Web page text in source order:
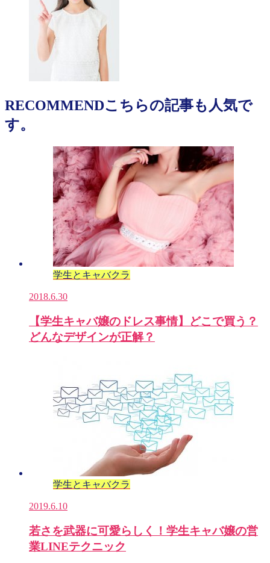
RECOMMENDこちらの記事も人気で
す。
学生とキャバクラ
2018.6.30
【学生キャバ嬢のドレス事情】どこで買う？
どんなデザインが正解？
学生とキャバクラ
2019.6.10
若さを武器に可愛らしく！学生キャバ嬢の営
業LINEテクニック